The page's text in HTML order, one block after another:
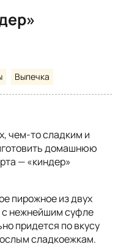
Выпечка
чем-то сладким и
домашнюю
— «киндер»
пирожное из двух
с нежнейшим суфле
придется по вкусу
сладкоежкам.